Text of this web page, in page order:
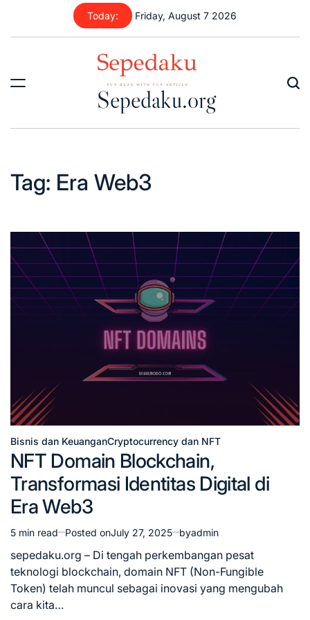
content
Today: Friday, August 7 2026
Sepedaku.org
Tag: Era Web3
Posted
in
Bisnis dan KeuanganCryptocurrency dan NFT
NFT Domain Blockchain,
Transformasi Identitas Digital di
Era Web3
Estimated
read
time
5 min read Posted onJuly 27, 2025 byadmin
sepedaku.org – Di tengah perkembangan pesat
teknologi blockchain, domain NFT (Non-Fungible
Token) telah muncul sebagai inovasi yang mengubah
cara kita…